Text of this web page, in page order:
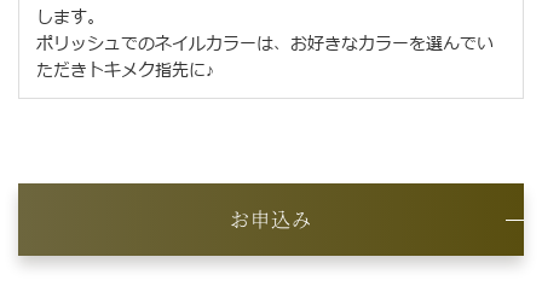
します。
ポリッシュでのネイルカラーは、お好きなカラーを選んでい
ただきトキメク指先に♪
お申込み